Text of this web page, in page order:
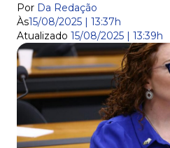
Por Da Redação
Às15/08/2025 | 13:37h
Atualizado 15/08/2025 | 13:39h